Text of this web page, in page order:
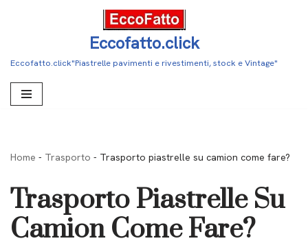
contenuto
Eccofatto.click
Eccofatto.click"Piastrelle pavimenti e rivestimenti, stock e Vintage"
Home - Trasporto - Trasporto piastrelle su camion come fare?
Trasporto Piastrelle Su
Camion Come Fare?